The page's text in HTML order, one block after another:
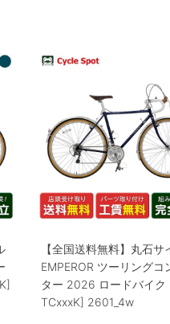
【全国送料無料】丸石サ
EMPEROR ツーリングコ
ター 2026 ロードバイク
TCxxxK] 2601_4w